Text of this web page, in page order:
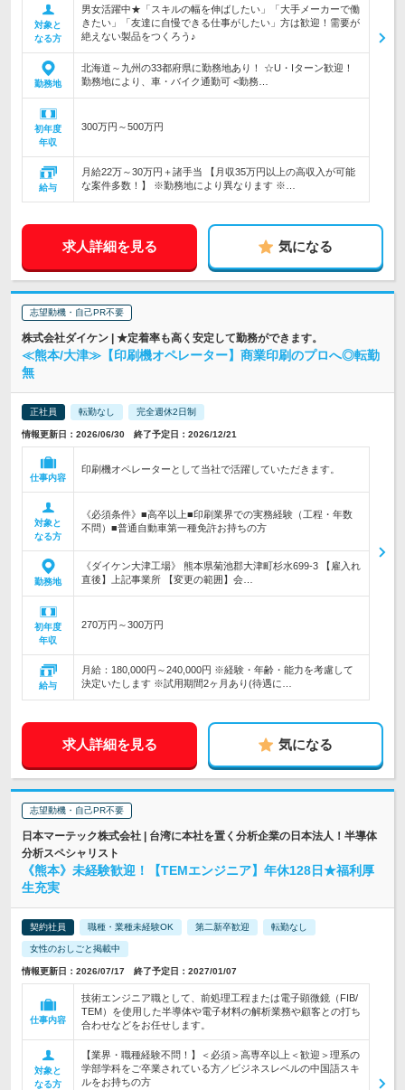
対象と
なる方
男女活躍中★「スキルの幅を伸ばしたい」「大手メーカーで働
きたい」「友達に自慢できる仕事がしたい」方は歓迎！需要が
絶えない製品をつくろう♪
勤務地
北海道～九州の33都府県に勤務地あり！ ☆U・Iターン歓迎！
勤務地により、車・バイク通勤可 <勤務…
初年度
年収
300万円～500万円
給与
月給22万～30万円＋諸手当 【月収35万円以上の高収入が可能
な案件多数！】 ※勤務地により異なります ※…
求人詳細を見る 気になる
志望動機・自己PR不要
株式会社ダイケン | ★定着率も高く安定して勤務ができます。
≪熊本/大津≫【印刷機オペレーター】商業印刷のプロへ◎転勤
無
正社員 転勤なし 完全週休2日制
情報更新日：2026/06/30 終了予定日：2026/12/21
仕事内容
印刷機オペレーターとして当社で活躍していただきます。
対象と
なる方
《必須条件》■高卒以上■印刷業界での実務経験（工程・年数
不問）■普通自動車第一種免許お持ちの方
勤務地
《ダイケン大津工場》 熊本県菊池郡大津町杉水699-3 【雇入れ
直後】上記事業所 【変更の範囲】会…
初年度
年収
270万円～300万円
給与
月給：180,000円～240,000円 ※経験・年齢・能力を考慮して
決定いたします ※試用期間2ヶ月あり(待遇に…
求人詳細を見る 気になる
志望動機・自己PR不要
日本マーテック株式会社 | 台湾に本社を置く分析企業の日本法人！半導体
分析スペシャリスト
《熊本》未経験歓迎！【TEMエンジニア】年休128日★福利厚
生充実
契約社員 職種・業種未経験OK 第二新卒歓迎 転勤なし
女性のおしごと掲載中
情報更新日：2026/07/17 終了予定日：2027/01/07
仕事内容
技術エンジニア職として、前処理工程または電子顕微鏡（FIB/
TEM）を使用した半導体や電子材料の解析業務や顧客との打ち
合わせなどをお任せします。
対象と
なる方
【業界・職種経験不問！】＜必須＞高専卒以上＜歓迎＞理系の
学部学科をご卒業されている方／ビジネスレベルの中国語スキ
ルをお持ちの方